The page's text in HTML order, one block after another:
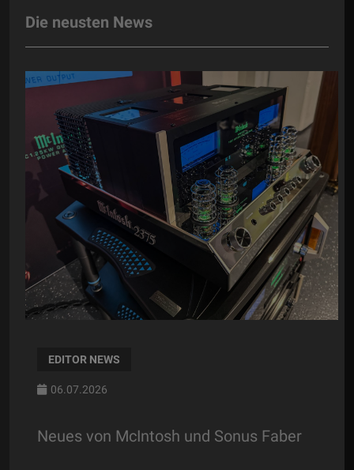
Die neusten News
EDITOR NEWS
06.07.2026
Neues von McIntosh und Sonus Faber